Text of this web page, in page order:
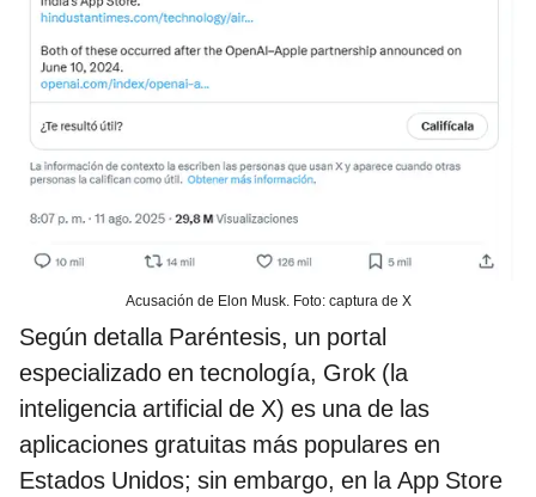
Acusación de Elon Musk. Foto: captura de X
Según detalla Paréntesis, un portal
especializado en tecnología, Grok (la
inteligencia artificial de X) es una de las
aplicaciones gratuitas más populares en
Estados Unidos; sin embargo, en la App Store